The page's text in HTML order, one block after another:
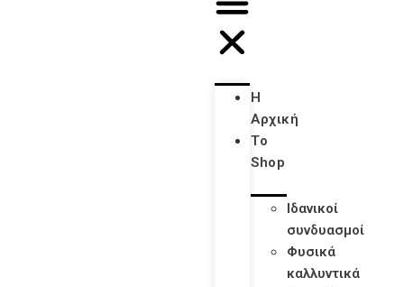
Η
Αρχική
Το
Shop
Ιδανικοί
συνδυασμοί
Φυσικά
καλλυντικά